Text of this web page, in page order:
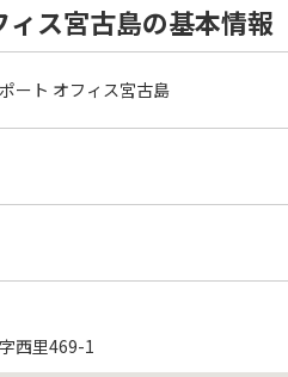
ス宮古島の基本情報
ート オフィス宮古島
西里469-1